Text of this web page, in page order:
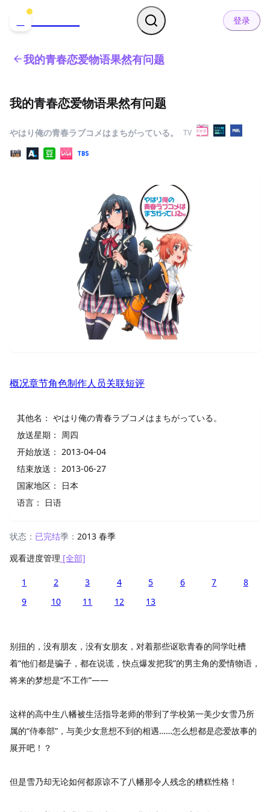
登录
我的青春恋爱物语果然有问题
我的青春恋爱物语果然有问题
やはり俺の青春ラブコメはまちがっている。 TV
概况章节角色制作人员关联短评
其他名： やはり俺の青春ラブコメはまちがっている。
放送星期： 周四
开始放送： 2013-04-04
结束放送： 2013-06-27
国家地区：
日本
语言：
日语
状态： 已完结季： 2013 春季
观看进度管理 [全部]
1 2 3 4 5 6 7
8
9
10 11 12 13
别扭的，没有朋友，没有女朋友，对着那些讴歌青春的同学吐槽
着“他们都是骗子，都在说谎，快点爆发把我”的男主角的爱情物语，
将来的梦想是“不工作”——
这样的高中生八幡被生活指导老师的带到了学校第一美少女雪乃所
属的“侍奉部”，与美少女意想不到的相遇……怎么想都是恋爱故事的
展开吧！？
但是雪乃却无论如何都原谅不了八幡那令人残念的糟糕性格！